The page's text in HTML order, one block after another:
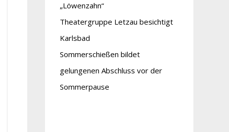
„Löwenzahn“
Theatergruppe Letzau besichtigt
Karlsbad
Sommerschießen bildet
gelungenen Abschluss vor der
Sommerpause